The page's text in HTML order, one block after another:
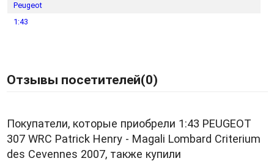
Peugeot
1:43
Отзывы посетителей(0)
Покупатели, которые приобрели 1:43 PEUGEOT
307 WRC Patrick Henry - Magali Lombard Criterium
des Cevennes 2007, также купили